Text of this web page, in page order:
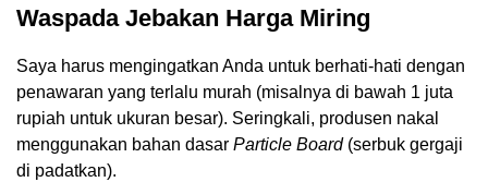
Waspada Jebakan Harga Miring
Saya harus mengingatkan Anda untuk berhati-hati dengan
penawaran yang terlalu murah (misalnya di bawah 1 juta
rupiah untuk ukuran besar). Seringkali, produsen nakal
menggunakan bahan dasar Particle Board(serbuk gergaji
di padatkan).